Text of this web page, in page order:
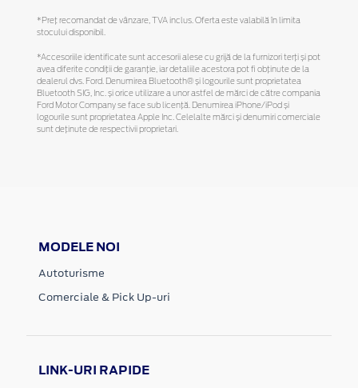
*Preţ recomandat de vânzare, TVA inclus. Oferta este valabilă în limita
stocului disponibil.
*Accesoriile identificate sunt accesorii alese cu grijă de la furnizori terți și pot
avea diferite condiții de garanție, iar detaliile acestora pot fi obținute de la
dealerul dvs. Ford. Denumirea Bluetooth® și logourile sunt proprietatea
Bluetooth SIG, Inc. și orice utilizare a unor astfel de mărci de către compania
Ford Motor Company se face sub licență. Denumirea iPhone/iPod și
logourile sunt proprietatea Apple Inc. Celelalte mărci și denumiri comerciale
sunt deținute de respectivii proprietari.
MODELE NOI
Autoturisme
Comerciale & Pick Up-uri
LINK-URI RAPIDE